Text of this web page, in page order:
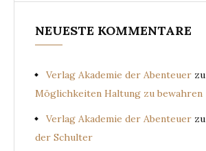
NEUESTE KOMMENTARE
Verlag Akademie der Abenteuer zu
Möglichkeiten Haltung zu bewahren
Verlag Akademie der Abenteuer zu
der Schulter